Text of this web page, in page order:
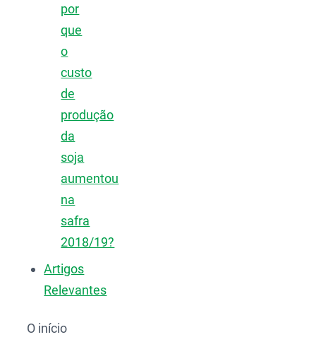
por
que
o
custo
de
produção
da
soja
aumentou
na
safra
2018/19?
Artigos
Relevantes
O início